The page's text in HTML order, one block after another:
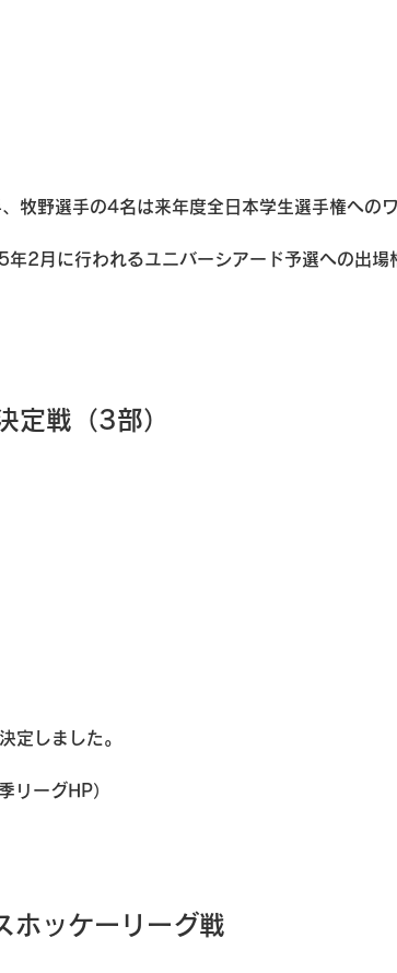
牧野選手の4名は来年度全日本学生選手権への
2月に行われるユニバーシアード予選への出場
定戦（3部）
定しました。
リーグHP）
ホッケーリーグ戦